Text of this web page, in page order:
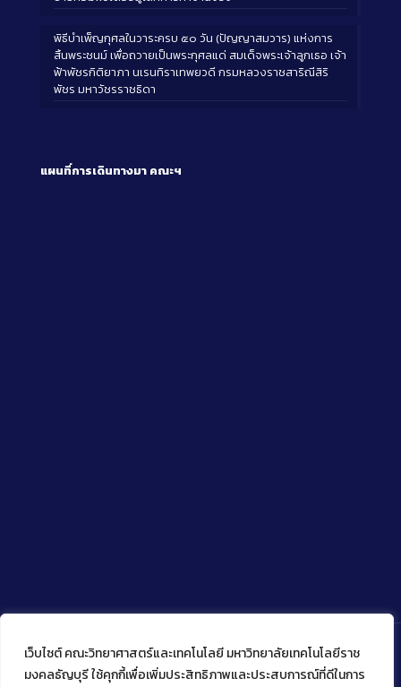
เว็บไซต์ คณะวิทยาศาสตร์และเทคโนโลยี มหาวิทยาลัยเทคโนโลยีราช
มงคลธัญบุรี ใช้คุกกี้เพื่อเพิ่มประสิทธิภาพและประสบการณ์ที่ดีในการ
พิธีบำเพ็ญกุศลในวาระครบ ๕๐ วัน (ปัญญาสมวาร) แห่งการ
สิ้นพระชนม์ เพื่อถวายเป็นพระกุศลแด่ สมเด็จพระเจ้าลูกเธอ เจ้า
ฟ้าพัชรกิติยาภา นเรนทิราเทพยวดี กรมหลวงราชสาริณีสิริ
พัชร มหาวัชรราชธิดา
แผนที่การเดินทางมา คณะฯ